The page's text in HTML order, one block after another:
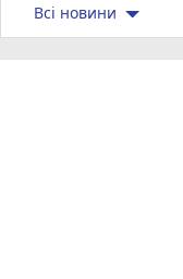
Всі новини